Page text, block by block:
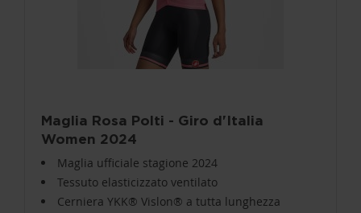
Maglia Rosa Polti - Giro d'Italia
Women 2024
Maglia ufficiale stagione 2024
Tessuto elasticizzato ventilato
Cerniera YKK® Vislon® a tutta lunghezza